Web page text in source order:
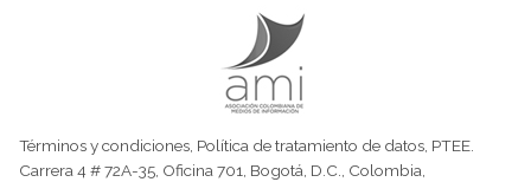
Términos y condiciones Política de tratamiento de datos PTEE.
Carrera 4 # 72A-35, Oficina 701, Bogotá, D.C., Colombia,